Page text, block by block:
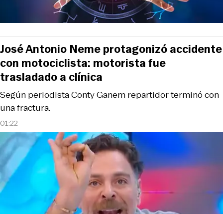
01:22
Según periodista Conty Ganem repartidor terminó con
una fractura.
José Antonio Neme protagonizó accidente
con motociclista: motorista fue
trasladado a clínica